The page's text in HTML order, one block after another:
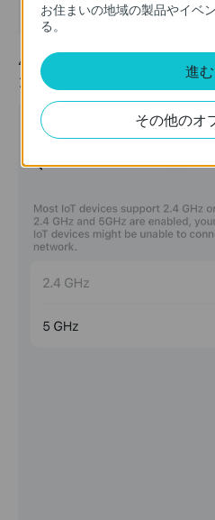
4. バンド
をタップして、このネ
ンドを選択します。
お住まいの地域の製品やイベ
る。
進む
その他のオ